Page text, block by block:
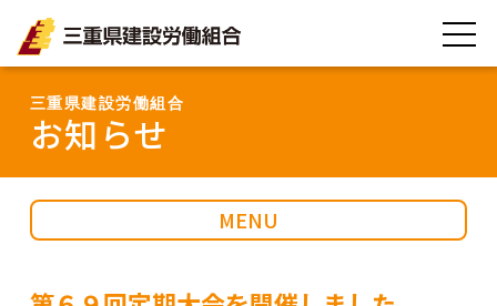
三重県建設労働組合
お知らせ
三重県建設労働組合
MENU